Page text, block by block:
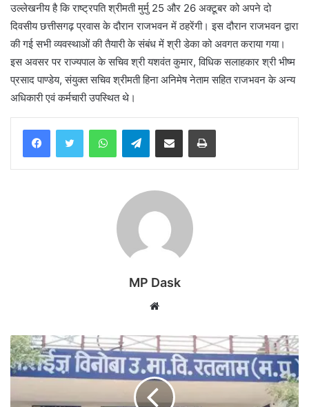
उल्लेखनीय है कि राष्ट्रपति श्रीमती मुर्मु 25 और 26 अक्टूबर को अपने दो
दिवसीय छत्तीसगढ़ प्रवास के दौरान राजभवन में ठहरेंगी। इस दौरान राजभवन द्वारा
की गई सभी व्यवस्थाओं की तैयारी के संबंध में श्री डेका को अवगत कराया गया।
इस अवसर पर राज्यपाल के सचिव श्री यशवंत कुमार, विधिक सलाहकार श्री भीष्म
प्रसाद पाण्डेय, संयुक्त सचिव श्रीमती हिना अनिमेष नेताम सहित राजभवन के अन्य
अधिकारी एवं कर्मचारी उपस्थित थे।
WhatsAppTelegramShare via Email Print
MP Dask
Website